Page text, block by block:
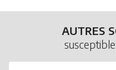
AUTRES